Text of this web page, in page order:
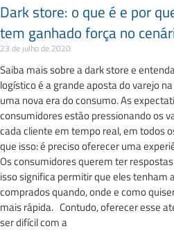
Dark store: o que é e por
tem ganhado força no
23 de julho de 2020
Saiba mais sobre a dark store e
logístico é a grande aposta do varejo
uma nova era do consumo. As
consumidores estão pressionando os
cada cliente em tempo real, em todos
que isso: é preciso oferecer uma
Os consumidores querem ter
isso significa permitir que eles tenham
comprados quando, onde e como
mais rápida. Contudo, oferecer esse
ser difícil com a